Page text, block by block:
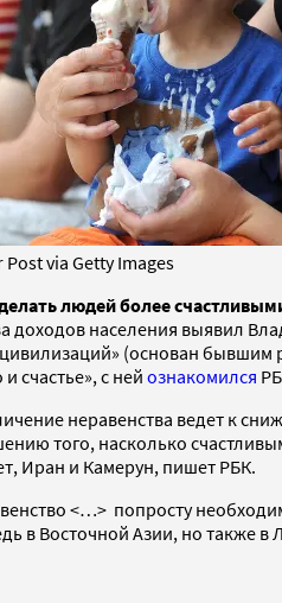
via Getty Images
людей более
доходов населения выявил
(основан
счастье», с ней ознакомился
неравенства ведет к
того, насколько
Иран и Камерун, пишет РБК.
<…> попросту
в Восточной Азии, но также